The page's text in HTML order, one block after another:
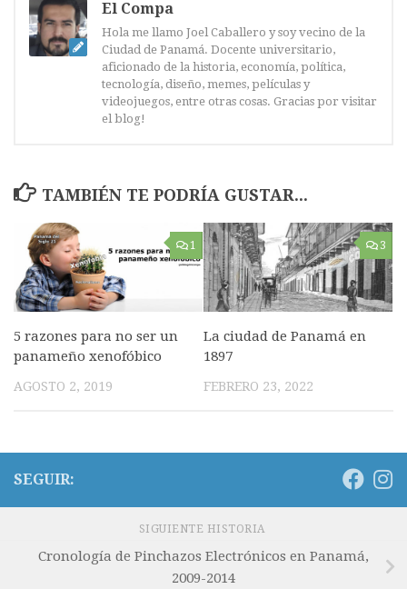
El Compa
Hola me llamo Joel Caballero y soy vecino de la
Ciudad de Panamá. Docente universitario,
aficionado de la historia, economía, política,
tecnología, diseño, memes, películas y
videojuegos, entre otras cosas. Gracias por visitar
el blog!
TAMBIÉN TE PODRÍA GUSTAR...
1
5 razones para no ser un
panameño xenofóbico
AGOSTO 2, 2019
3
La ciudad de Panamá en
1897
FEBRERO 23, 2022
SEGUIR:
SIGUIENTE HISTORIA
Cronología de Pinchazos Electrónicos en Panamá,
2009-2014